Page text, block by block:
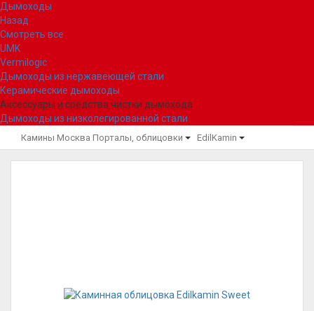
Дымоходы
Назад
Смотреть все
UMK
Vermilogic
Дымоходы из нержавеющей стали
Керамические дымоходы
Аксессуары и средства чистки дымохода
Дымоходы из низколегированной стали
Камины Москва Порталы, облицовки EdilKamin